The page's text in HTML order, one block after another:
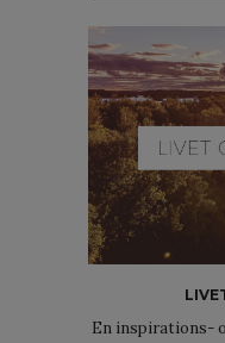
En inspirations-